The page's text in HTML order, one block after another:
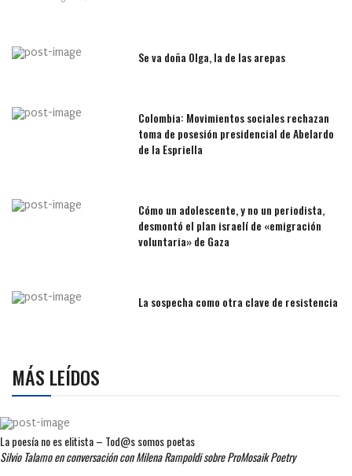
Se va doña Olga, la de las arepas
Colombia: Movimientos sociales rechazan
toma de posesión presidencial de Abelardo
de la Espriella
Cómo un adolescente, y no un periodista,
desmontó el plan israelí de «emigración
voluntaria» de Gaza
La sospecha como otra clave de resistencia
MÁS LEÍDOS
La poesía no es elitista – Tod@s somos poetas
Silvio Talamo en conversación con Milena Rampoldi sobre ProMosaik Poetry